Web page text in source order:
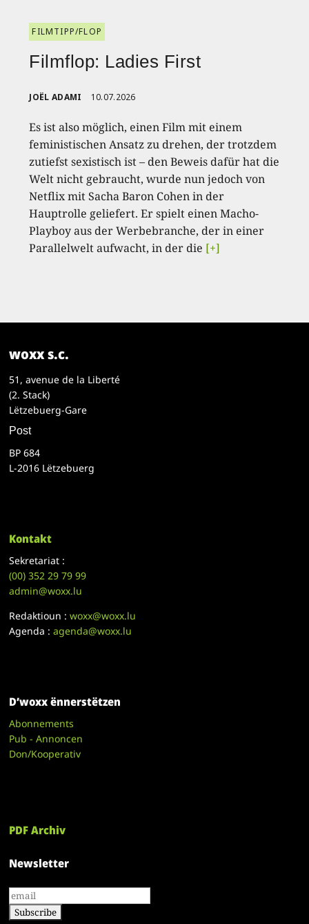
FILMTIPP/FLOP
Filmflop: Ladies First
JOËL ADAMI 10.07.2026
Es ist also möglich, einen Film mit einem
feministischen Ansatz zu drehen, der trotzdem
zutiefst sexistisch ist – den Beweis dafür hat die
Welt nicht gebraucht, wurde nun jedoch von
Netflix mit Sacha Baron Cohen in der
Hauptrolle geliefert. Er spielt einen Macho-
Playboy aus der Werbebranche, der in einer
Parallelwelt aufwacht, in der die [+]
woxx s.c.
51, avenue de la Liberté
(2. Stack)
Lëtzebuerg-Gare
Post
BP 684
L-2016 Lëtzebuerg
Kontakt
Sekretariat :
(00)352 29 79 99
admin@woxx.lu
Redaktioun :woxx@woxx.lu
Agenda :agenda@woxx.lu
D’woxx ënnerstëtzen
Abonnements
Pub - Annoncen
Don/Kooperativ
PDF Archiv
Newsletter